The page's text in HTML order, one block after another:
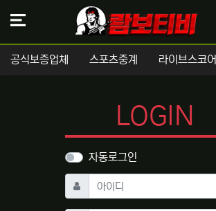
공식보증업체 스포츠중계 라이브스코어
LOGIN
자동로그인
아이디 필수